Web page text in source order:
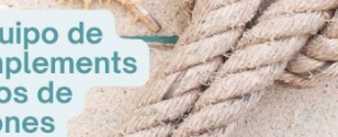
crema pastelera.
en la superficie de la tarta.